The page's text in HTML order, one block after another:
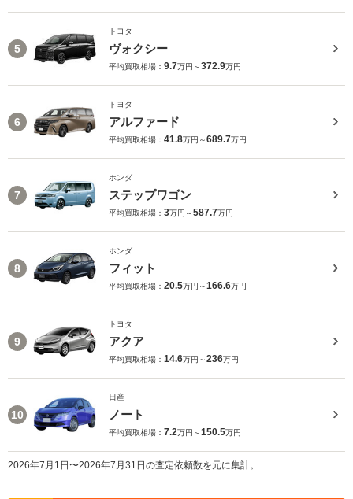
5
トヨタ
ヴォクシー
平均買取相場： 9.7万円～372.9万円
6
トヨタ
アルファード
平均買取相場： 41.8万円～689.7万円
7
ホンダ
ステップワゴン
平均買取相場： 3万円～587.7万円
8
ホンダ
フィット
平均買取相場： 20.5万円～166.6万円
9
トヨタ
アクア
平均買取相場： 14.6万円～236万円
10
日産
ノート
平均買取相場： 7.2万円～150.5万円
2026年7月1日〜2026年7月31日の査定依頼数を元に集計。